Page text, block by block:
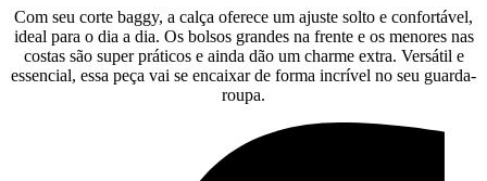
Com seu corte baggy, a calça oferece um ajuste solto e confortável,
ideal para o dia a dia. Os bolsos grandes na frente e os menores nas
costas são super práticos e ainda dão um charme extra. Versátil e
essencial, essa peça vai se encaixar de forma incrível no seu guarda-
roupa.